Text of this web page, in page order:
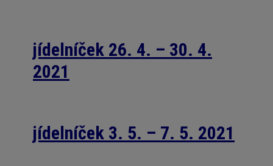
jídelníček 26. 4. – 30. 4.
2021
jídelníček 3. 5. – 7. 5. 2021